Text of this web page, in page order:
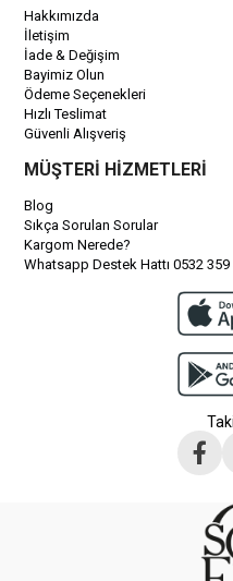
Hakkımızda
İletişim
İade & Değişim
Bayimiz Olun
Ödeme Seçenekleri
Hızlı Teslimat
Güvenli Alışveriş
MÜŞTERİ HİZMETLERİ
Blog
Sıkça Sorulan Sorular
Kargom Nerede?
Whatsapp Destek Hattı 0532 359